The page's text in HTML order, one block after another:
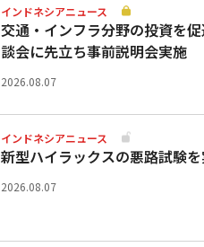
インドネシアニュース
交通・インフラ分野の投資を
談会に先立ち事前説明会実施
2026.08.07
インドネシアニュース
新型ハイラックスの悪路試験
2026.08.07